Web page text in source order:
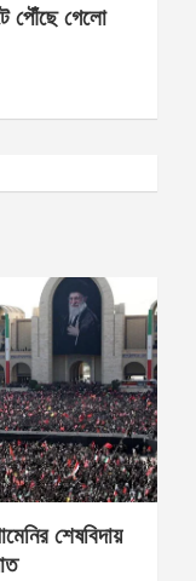
পৌঁছে গেলো
শেষবিদায়